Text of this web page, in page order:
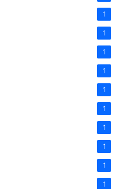
1
1
1
1
1
1
1
1
1
1